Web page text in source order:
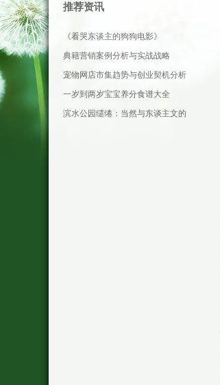
推荐资讯
《看哭东谈主的狗狗电影》
典籍营销案例分析与实战战略
宠物网店市集趋势与创业契机分析
一岁到两岁宝宝养分食谱大全
滨水公园缱绻：当然与东谈主文的